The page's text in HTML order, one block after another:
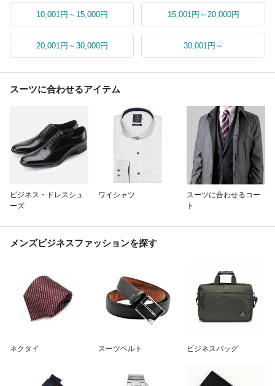
10,001円～15,000円 15,001円～20,000円
20,001円～30,000円 30,001円～
スーツに合わせるアイテム
ビジネス・ドレスシュ
ーズ
ワイシャツ
スーツに合わせるコー
ト
メンズビジネスファッションを探す
ネクタイ スーツベルト ビジネスバッグ